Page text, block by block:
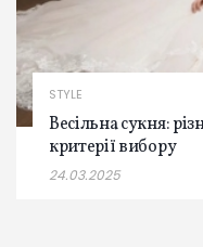
STYLE
Весільна сукня:
критерії вибору
24.03.2025